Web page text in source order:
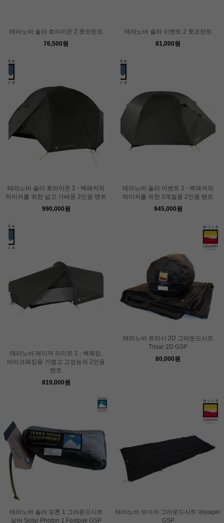
테라노바 솔라 호라이즌 2 풋프린트
76,500원
테라노바 솔라 이벤트 2 풋프린트
81,000원
테라노바 솔라 호라이즌 2 - 백패커와
하이커를 위한 넓고 가벼운 2인용 텐트
990,000원
테라노바 솔라 이벤트 2 - 백패커와
하이커를 위한 3계절용 2인용 텐트
945,000원
테라노바 레이저 라이트 2 - 백패킹,
바이크패킹용 가볍고 고성능의 2인용
텐트
819,000원
테라노바 트리사 2D 그라운드시트
Trisar 2D GSP
80,000원
테라노바 솔라 포톤 1 그라운드시트
실버 Solar Photon 1 Fastpak GSP
테라노바 보이저 그라운드시트 Voyager
GSP